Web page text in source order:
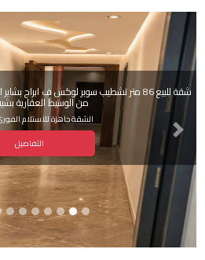
شقة للبيع 86 متر تشطيب سوبر لوكس ف ابراج
من الوسيط العقارية
الشقة جاهزة للاستلام
التفاصيل
Previous